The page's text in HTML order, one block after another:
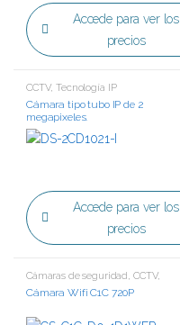
Accede para ver los
precios
CCTV,Tecnología IP
Cámara tipo tubo IP de 2
megapixeles.
Accede para ver los
precios
Cámaras de seguridad, CCTV,
Cámara Wifi C1C 720P